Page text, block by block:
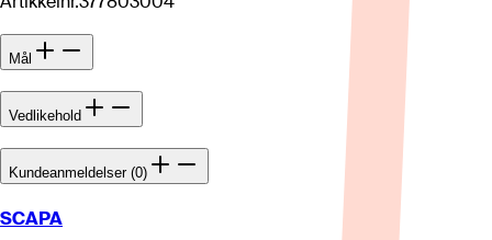
Mål
Vedlikehold
Kundeanmeldelser (0)
SCAPA